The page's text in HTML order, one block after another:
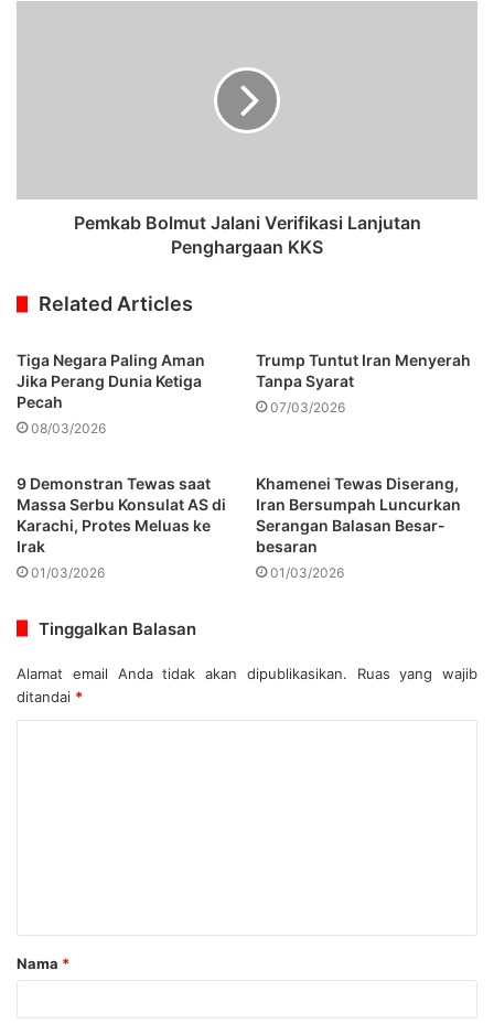
Pemkab Bolmut Jalani Verifikasi Lanjutan
Penghargaan KKS
Related Articles
Tiga Negara Paling Aman
Jika Perang Dunia Ketiga
Pecah
08/03/2026
Trump Tuntut Iran Menyerah
Tanpa Syarat
07/03/2026
9 Demonstran Tewas saat
Massa Serbu Konsulat AS di
Karachi, Protes Meluas ke
Irak
01/03/2026
Khamenei Tewas Diserang,
Iran Bersumpah Luncurkan
Serangan Balasan Besar-
besaran
01/03/2026
Tinggalkan Balasan
Alamat email Anda tidak akan dipublikasikan.
Ruas yang wajib
ditandai *
Nama *